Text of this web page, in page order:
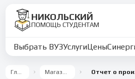
НИКОЛЬСКИЙ
ПОМОЩЬ СТУДЕНТАМ
Выбрать ВУЗУслугиЦены
Главная Магазин работ